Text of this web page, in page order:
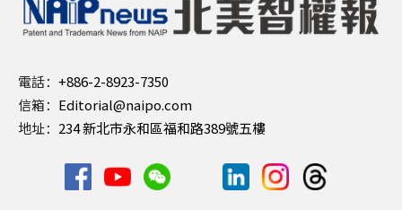
電話： +886-2-8923-7350
信箱： Editorial@naipo.com
地址： 234 新北市永和區福和路389號五樓